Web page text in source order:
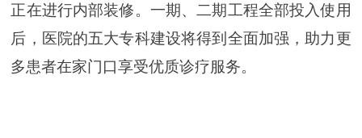
正在进行内部装修。一期、二期工程全部投入使用
后，医院的五大专科建设将得到全面加强，助力更
多患者在家门口享受优质诊疗服务。